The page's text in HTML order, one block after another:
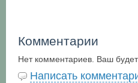
Комментарии
Нет комментариев. Ваш
Написать